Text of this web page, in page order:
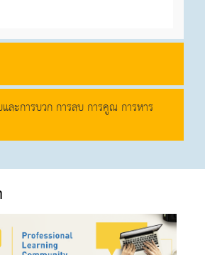
ละการบวก การลบ การคูณ การหาร